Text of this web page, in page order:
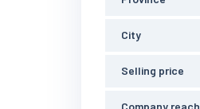
City
Selling price
Company reach